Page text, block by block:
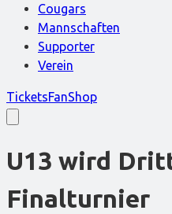
Cougars
Mannschaften
Supporter
Verein
TicketsFanShop
U13 wird
Finalturnier